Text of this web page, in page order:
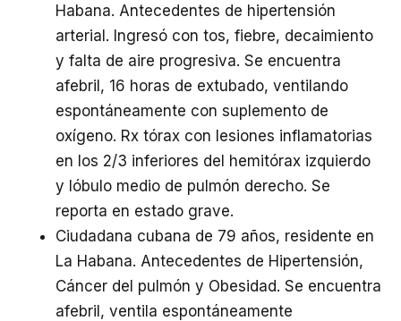
Habana. Antecedentes de hipertensión
arterial. Ingresó con tos, fiebre, decaimiento
y falta de aire progresiva. Se encuentra
afebril, 16 horas de extubado, ventilando
espontáneamente con suplemento de
oxígeno. Rx tórax con lesiones inflamatorias
en los 2/3 inferiores del hemitórax izquierdo
y lóbulo medio de pulmón derecho. Se
reporta en estado grave.
Ciudadana cubana de 79 años, residente en
La Habana. Antecedentes de Hipertensión,
Cáncer del pulmón y Obesidad. Se encuentra
afebril, ventila espontáneamente